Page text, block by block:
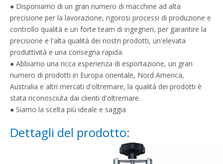
● Disponiamo di un gran numero di macchine ad alta
precisione per la lavorazione, rigorosi processi di produzione e
controllo qualità e un forte team di ingegneri, per garantire la
precisione e l'alta qualità dei nostri prodotti, un'elevata
produttività e una consegna rapida.
● Abbiamo una ricca esperienza di esportazione, un gran
numero di prodotti in Europa orientale, Nord America,
Australia e altri mercati d'oltremare, la qualità dei prodotti è
stata riconosciuta dai clienti d'oltremare.
● Siamo la scelta più ideale e saggia
Dettagli del prodotto: